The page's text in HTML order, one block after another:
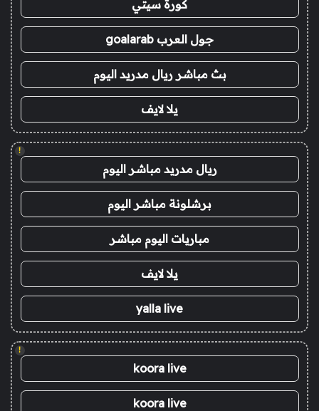
كورة سيتي
جول العرب goalarab
بث مباشر ريال مدريد اليوم
يلا لايف
!
ريال مدريد مباشر اليوم
برشلونة مباشر اليوم
مباريات اليوم مباشر
يلا لايف
yalla live
!
koora live
koora live